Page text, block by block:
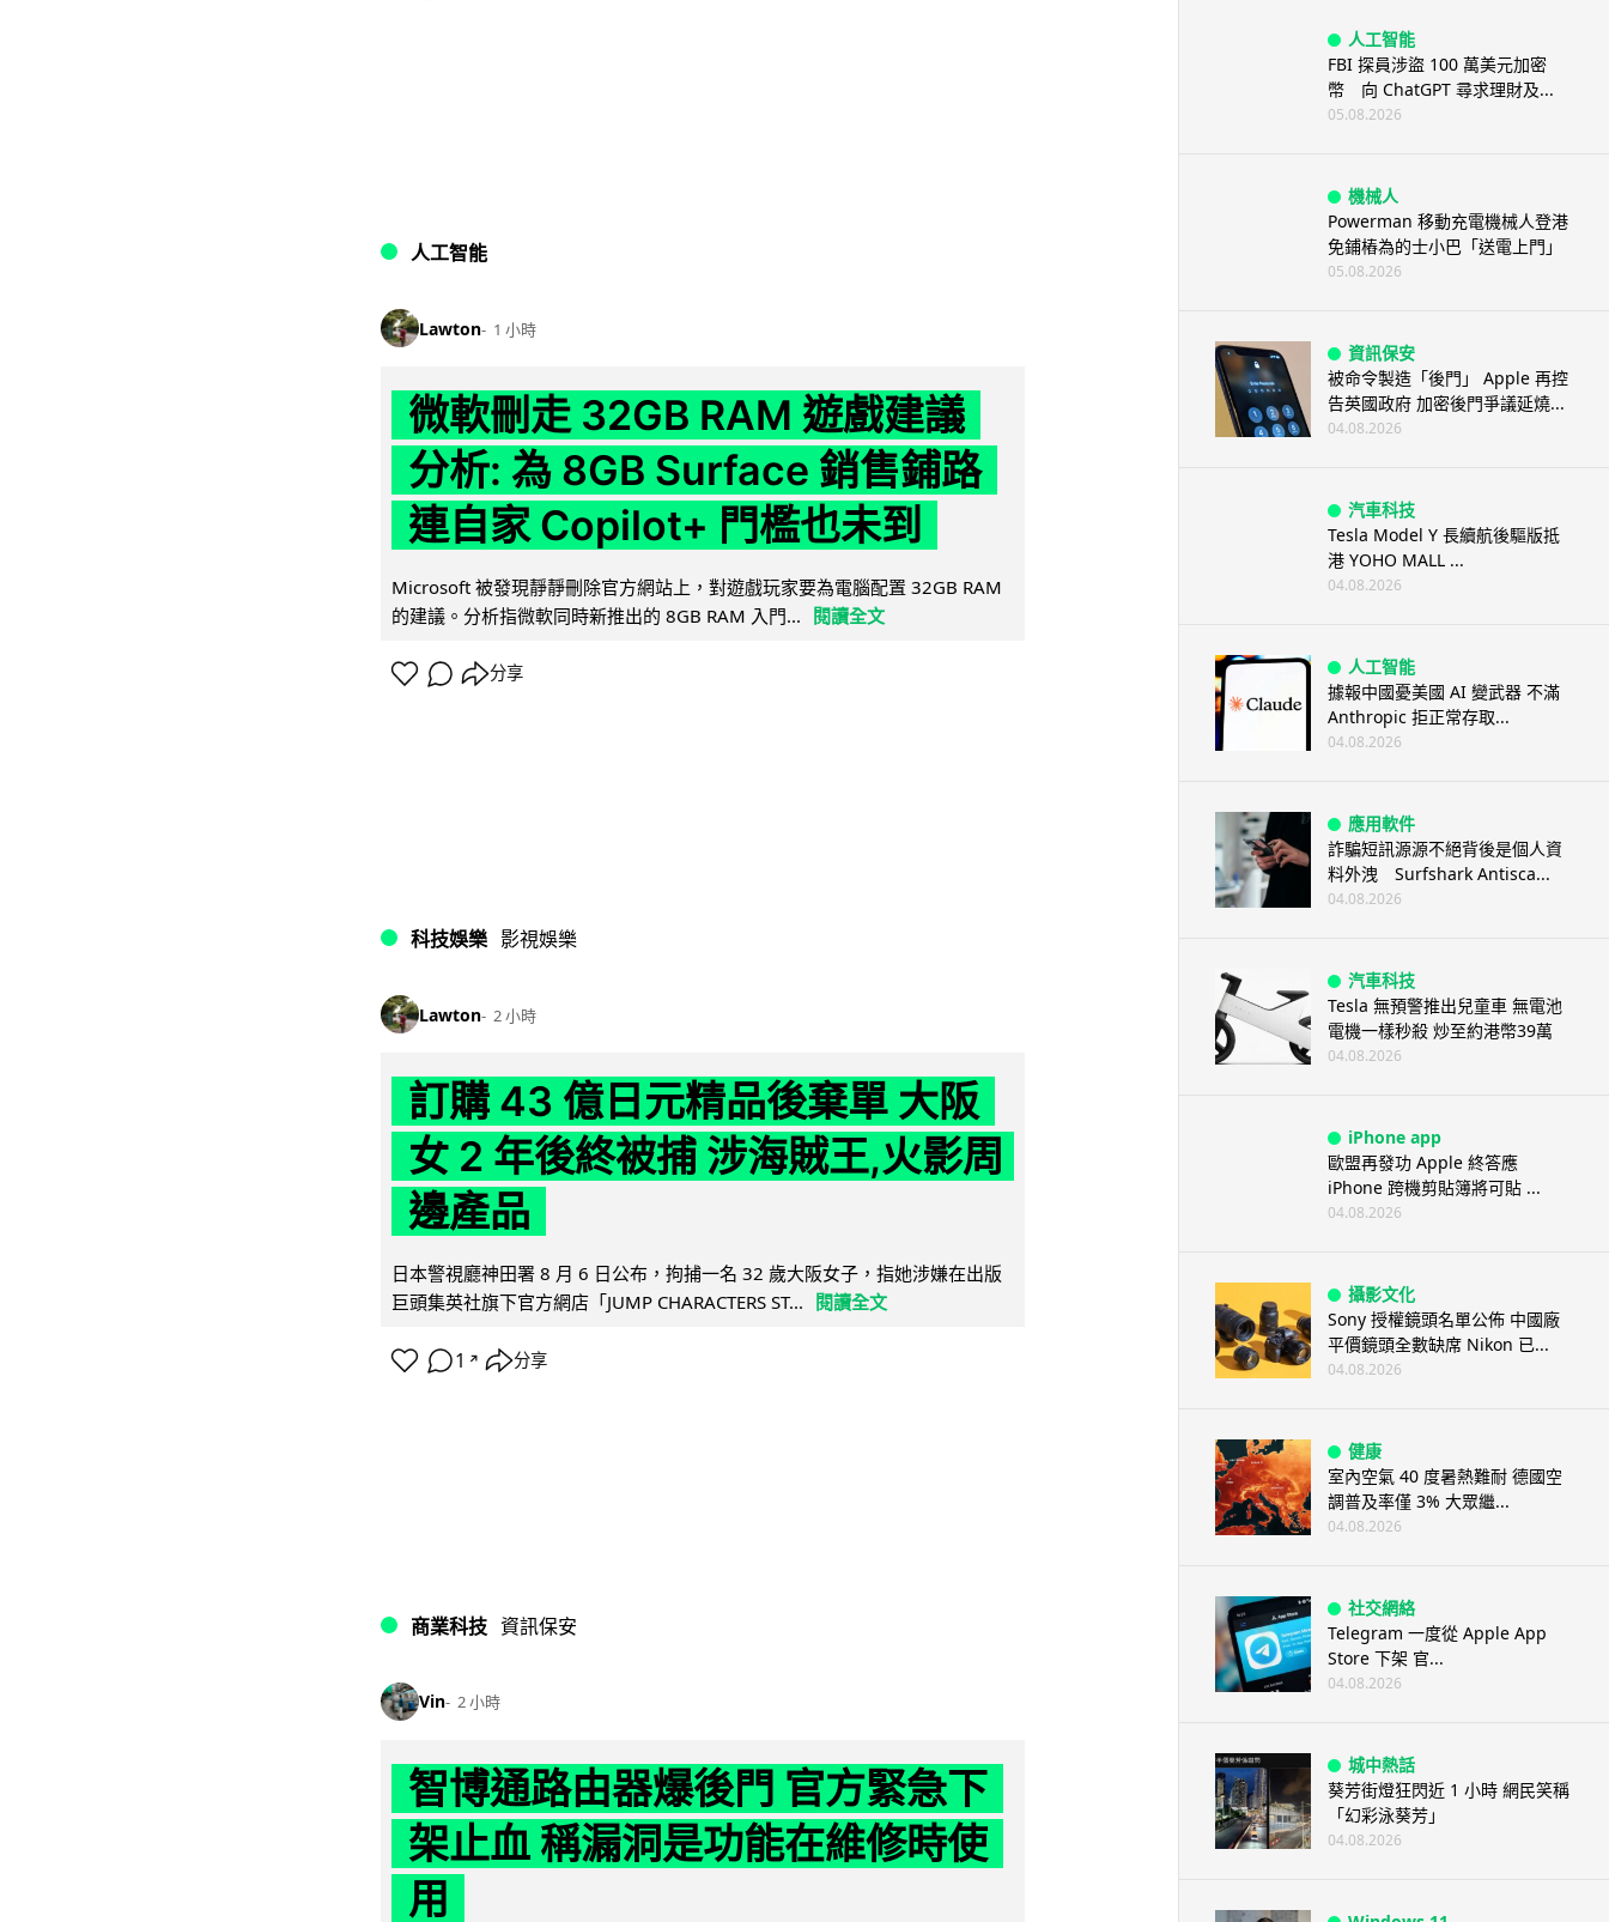
人工智能
Lawton 1 小時
微軟刪走 32GB RAM 遊戲建議
分析: 為 8GB Surface 銷售鋪路
連自家 Copilot+ 門檻也未到
Microsoft 被發現靜靜刪除官方網站上，對遊戲玩家要為電腦配置 32GB RAM
的建議。分析指微軟同時新推出的 8GB RAM 入門...
閱讀全文
分享
科技娛樂 影視娛樂
Lawton 2 小時
訂購 43 億日元精品後棄單 大阪
女 2 年後終被捕 涉海賊王,火影周
邊產品
日本警視廳神田署 8 月 6 日公布，拘捕一名 32 歲大阪女子，指她涉嫌在出版
巨頭集英社旗下官方網店「JUMP CHARACTERS ST...
閱讀全文
1 ↗ 分享
商業科技 資訊保安
Vin 2 小時
智博通路由器爆後門 官方緊急下
架止血 稱漏洞是功能在維修時使
用
人工智能
FBI 探員涉盜 100 萬美元加密
幣 向 ChatGPT 尋求理財及...
05.08.2026
機械人
Powerman 移動充電機械人登港
免鋪樁為的士小巴「送電上門」
05.08.2026
資訊保安
被命令製造「後門」 Apple 再控
告英國政府 加密後門爭議延燒...
04.08.2026
汽車科技
Tesla Model Y 長續航後驅版抵
港 YOHO MALL ...
04.08.2026
人工智能
據報中國憂美國 AI 變武器 不滿
Anthropic 拒正常存取...
04.08.2026
應用軟件
詐騙短訊源源不絕背後是個人資
料外洩 Surfshark Antisca...
04.08.2026
汽車科技
Tesla 無預警推出兒童車 無電池
電機一樣秒殺 炒至約港幣39萬
04.08.2026
iPhone app
歐盟再發功 Apple 終答應
iPhone 跨機剪貼簿將可貼 ...
04.08.2026
攝影文化
Sony 授權鏡頭名單公佈 中國廠
平價鏡頭全數缺席 Nikon 已...
04.08.2026
健康
室內空氣 40 度暑熱難耐 德國空
調普及率僅 3% 大眾繼...
04.08.2026
社交網絡
Telegram 一度從 Apple App
Store 下架 官...
04.08.2026
城中熱話
葵芳街燈狂閃近 1 小時 網民笑稱
「幻彩泳葵芳」
04.08.2026